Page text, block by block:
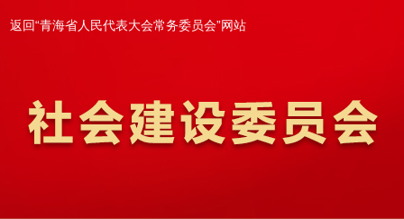
返回“青海省人民代表大会常务委员会”网站